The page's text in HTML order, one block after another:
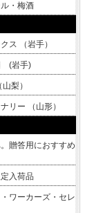
・梅酒
ス （岩手）
(岩手)
梨）
リー （山形）
贈答用におすすめ
入荷品
ワーカーズ・セレ